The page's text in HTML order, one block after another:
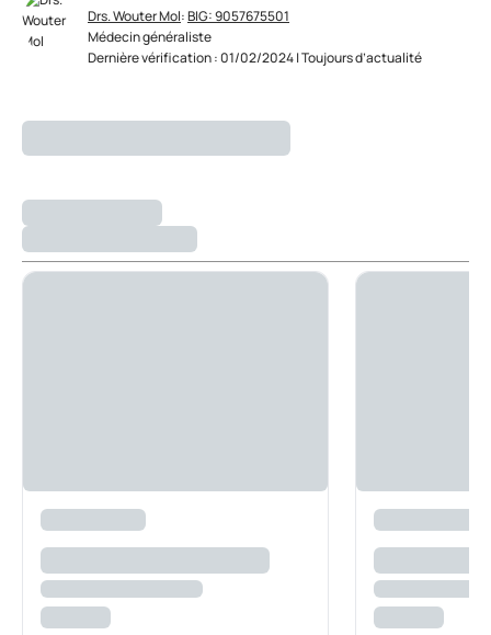
Drs. Wouter Mol:BIG: 9057675501
Médecin généraliste
Dernière vérification : 01/02/2024 | Toujours d’actualité